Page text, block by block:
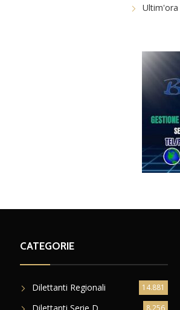
Ultim'ora
CATEGORIE
Dilettanti Regionali 14.881
8.256